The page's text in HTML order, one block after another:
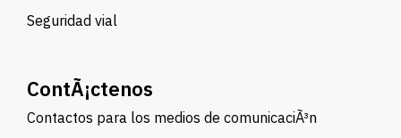
Seguridad vial
ContÃ¡ctenos
Contactos para los medios de comunicaciÃ³n